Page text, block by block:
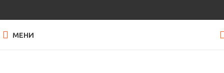
МЕНИ